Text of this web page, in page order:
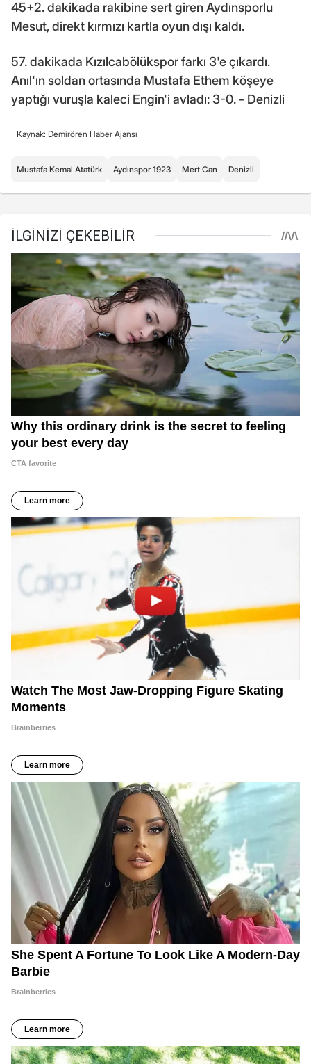
45+2. dakikada rakibine sert giren Aydınsporlu
Mesut, direkt kırmızı kartla oyun dışı kaldı.
57. dakikada Kızılcabölükspor farkı 3'e çıkardı.
Anıl'ın soldan ortasında Mustafa Ethem köşeye
yaptığı vuruşla kaleci Engin'i avladı: 3-0. - Denizli
Kaynak: Demirören Haber Ajansı
Mustafa Kemal Atatürk Aydınspor 1923 Mert Can Denizli